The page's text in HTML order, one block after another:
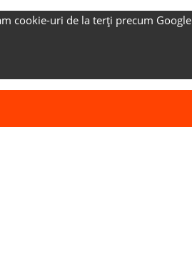
cookie-uri de la terți precum Google